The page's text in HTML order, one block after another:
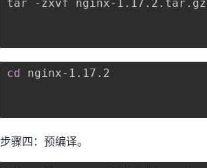
cd
步骤四：预编译。